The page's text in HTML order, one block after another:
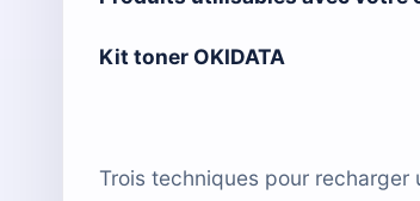
Kit toner OKIDATA
Trois techniques pour recharger